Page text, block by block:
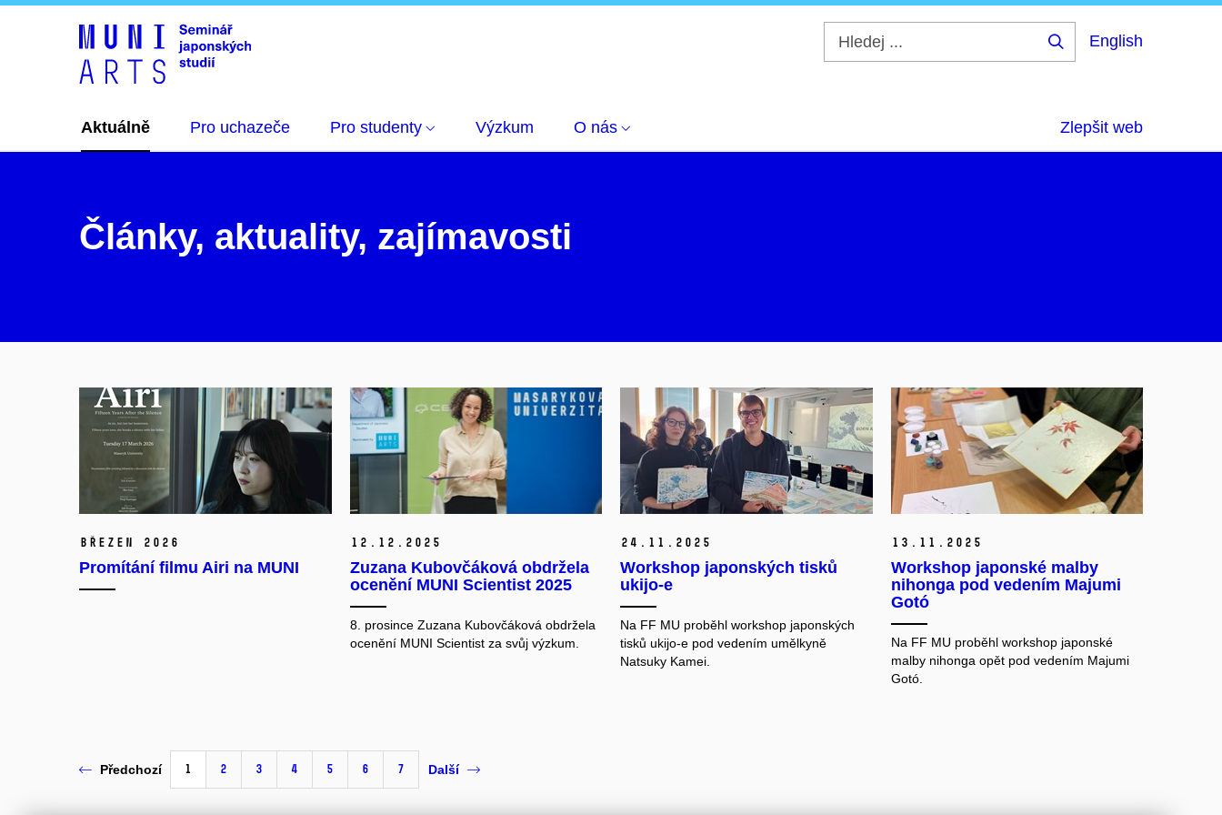
English
Aktuálně Pro uchazeče Pro studenty Výzkum O nás Zlepšit web
Články, aktuality, zajímavosti
březen 2026
Promítání filmu Airi na MUNI
12. 12. 2025
Zuzana Kubovčáková obdržela
ocenění MUNI Scientist 2025
8. prosince Zuzana Kubovčáková obdržela
ocenění MUNI Scientist za svůj výzkum.
24. 11. 2025
Workshop japonských tisků
ukijo-e
Na FF MU proběhl workshop japonských
tisků ukijo-e pod vedením umělkyně
Natsuky Kamei.
13. 11. 2025
Workshop japonské malby
nihonga pod vedením Majumi
Gotó
Na FF MU proběhl workshop japonské
malby nihonga opět pod vedením Majumi
Gotó.
Předchozí 1 2 3 4 5 6 7 Další